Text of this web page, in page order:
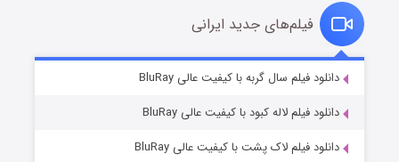
قسمت۷ (زیرنویس) منتشر شد
فیلم‌های جدید ایرانی
دانلود فیلم سال گربه با کیفیت عالی BluRay
دانلود فیلم لاله کبود با کیفیت عالی BluRay
دانلود فیلم لاک پشت با کیفیت عالی BluRay